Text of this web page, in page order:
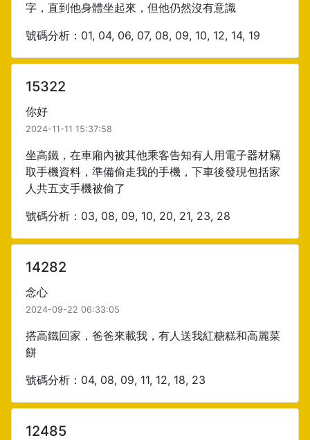
字，直到他身體坐起來，但他仍然沒有意識
號碼分析：01, 04, 06, 07, 08, 09, 10, 12, 14, 19
15322
你好
2024-11-11 15:37:58
坐高鐵，在車廂內被其他乘客告知有人用電子器材竊
取手機資料，準備偷走我的手機，下車後發現包括家
人共五支手機被偷了
號碼分析：03, 08, 09, 10, 20, 21, 23, 28
14282
念心
2024-09-22 06:33:05
搭高鐵回家，爸爸來載我，有人送我紅糖糕和高麗菜
餅
號碼分析：04, 08, 09, 11, 12, 18, 23
12485